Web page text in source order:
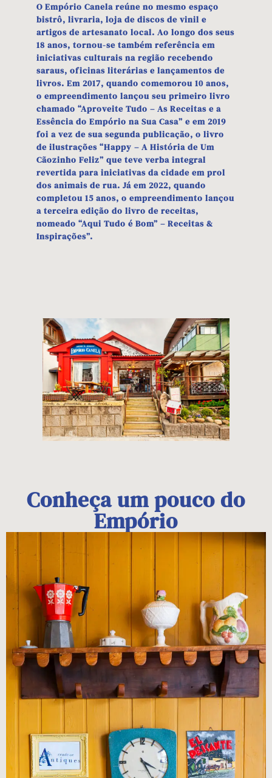
O Empório Canela reúne no mesmo espaço
bistrô, livraria, loja de discos de vinil e
artigos de artesanato local. Ao longo dos seus
18 anos, tornou-se também referência em
iniciativas culturais na região recebendo
saraus, oficinas literárias e lançamentos de
livros. Em 2017, quando comemorou 10 anos,
o empreendimento lançou seu primeiro livro
chamado “Aproveite Tudo – As Receitas e a
Essência do Empório na Sua Casa” e em 2019
foi a vez de sua segunda publicação, o livro
de ilustrações “Happy – A História de Um
Cãozinho Feliz” que teve verba integral
revertida para iniciativas da cidade em prol
dos animais de rua. Já em 2022, quando
completou 15 anos, o empreendimento lançou
a terceira edição do livro de receitas,
nomeado “Aqui Tudo é Bom” – Receitas &
Inspirações”.
Conheça um pouco do
Empório